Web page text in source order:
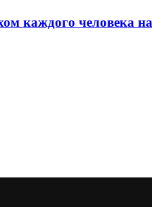
каждого человека